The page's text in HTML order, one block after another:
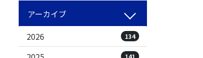
アーカイブ
2026
134
141